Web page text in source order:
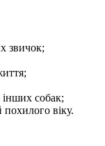
звичок;
інших собак;
віку.